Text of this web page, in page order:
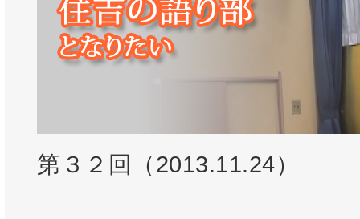
第３２回（2013.11.24）